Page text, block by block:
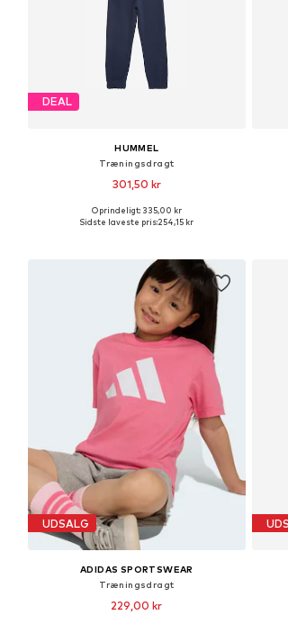
DEAL
HUMMEL
Træningsdragt
301,50 kr
Fås i mange størrelser
Oprindeligt: 335,00 kr
Sidste laveste pris:254,15 kr
UDSALG
ADIDAS SPORTSWEAR
Træningsdragt
229,00 kr